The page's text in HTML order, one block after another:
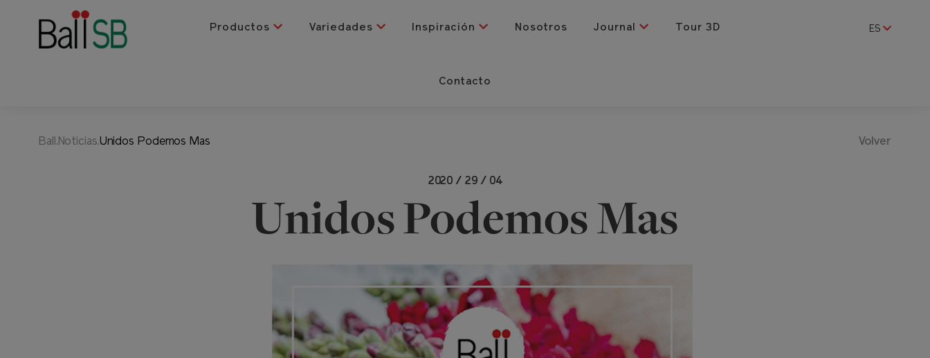
Productos Variedades Inspiración Nosotros Journal Tour 3D
Contacto
ES
Ball.Noticias.Unidos Podemos Mas Volver
2020 / 29 / 04
Unidos Podemos Mas